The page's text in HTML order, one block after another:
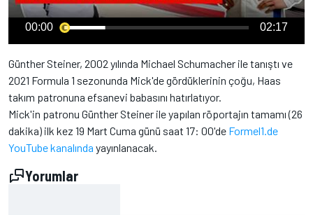
00:00 02:17
Günther Steiner, 2002 yılında Michael Schumacher ile tanıştı ve
2021 Formula 1 sezonunda Mick'de gördüklerinin çoğu, Haas
takım patronuna efsanevi babasını hatırlatıyor.
Mick'in patronu Günther Steiner ile yapılan röportajın tamamı (26
dakika) ilk kez 19 Mart Cuma günü saat 17: 00'de Formel1.de
YouTube kanalında yayınlanacak.
Yorumlar